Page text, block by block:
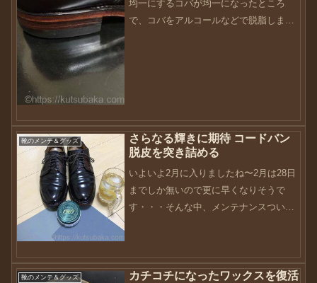
均一にするコバが均一になったところ
で、コバをアルコールなどで脱脂しま
靴のメンテ＆グッズ
さらなる輝きに期待 コードバン
脱皮を突き詰める
いよいよ2月に入りましたね〜2月は28日
までしか無いので更に早くなりそうで
す・・・そんな中、メンテナンスついで
ンの脱皮で紹介したときには、1000番く
らいで止めていたん...
靴のメンテ＆グッズ
カチコチになったワックスを復活